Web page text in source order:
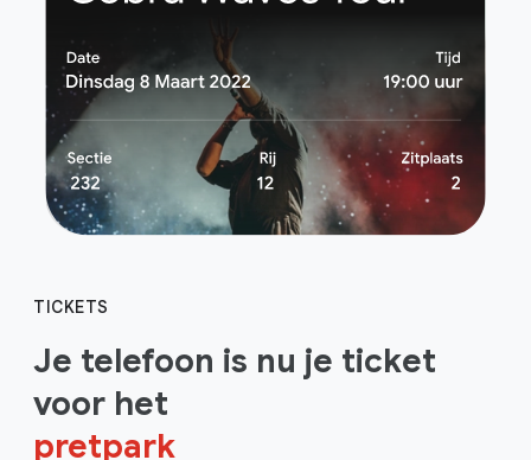
TICKETS
Je telefoon is nu je ticket
voor het
pretpark